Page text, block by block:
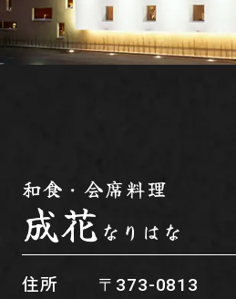
和食・会席料理
成花 なりはな
住所
〒373-0813